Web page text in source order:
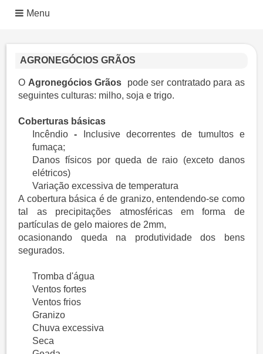
Menu
AGRONEGÓCIOS GRÃOS
O Agronegócios Grãos pode ser contratado para as
seguintes culturas: milho, soja e trigo.
Coberturas básicas
Incêndio - Inclusive decorrentes de tumultos e
fumaça;
Danos físicos por queda de raio (exceto danos
elétricos)
Variação excessiva de temperatura
A cobertura básica é de granizo, entendendo-se como
tal as precipitações atmosféricas em forma de
partículas de gelo maiores de 2mm,
ocasionando queda na produtividade dos bens
segurados.
Tromba d'água
Ventos fortes
Ventos frios
Granizo
Chuva excessiva
Seca